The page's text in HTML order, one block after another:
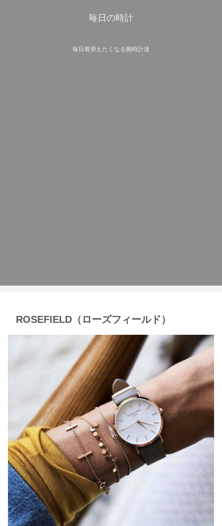
毎日の時計
毎日着替えたくなる腕時計達
ROSEFIELD（ローズフィールド）